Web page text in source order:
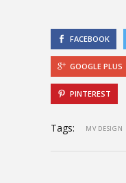
FACEBOOK
GOOGLE PLUS
PINTEREST
Tags: MV DESIGN